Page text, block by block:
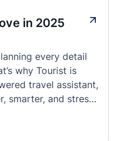
in 2025
every detail
why Tourist is
travel assistant,
smarter, and stress-
App Unique?
Tourist combines